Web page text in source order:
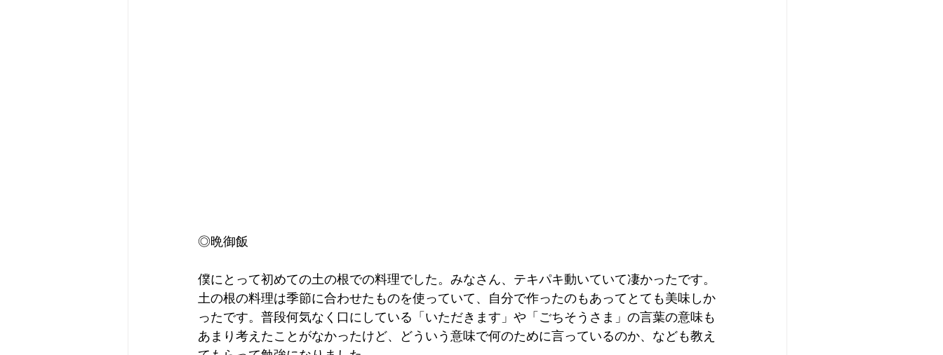
◎晩御飯
僕にとって初めての土の根での料理でした。みなさん、テキパキ動いていて凄かったです。
土の根の料理は季節に合わせたものを使っていて、自分で作ったのもあってとても美味しか
ったです。普段何気なく口にしている「いただきます」や「ごちそうさま」の言葉の意味も
あまり考えたことがなかったけど、どういう意味で何のために言っているのか、なども教え